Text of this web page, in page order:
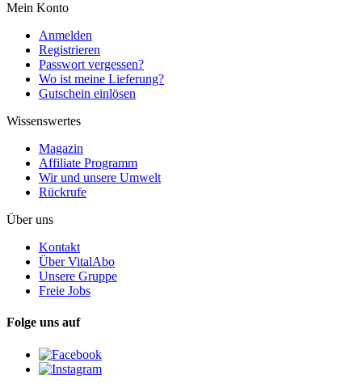
Mein Konto
Anmelden
Registrieren
Passwort vergessen?
Wo ist meine Lieferung?
Gutschein einlösen
Wissenswertes
Magazin
Affiliate Programm
Wir und unsere Umwelt
Rückrufe
Über uns
Kontakt
Über VitalAbo
Unsere Gruppe
Freie Jobs
Folge uns auf